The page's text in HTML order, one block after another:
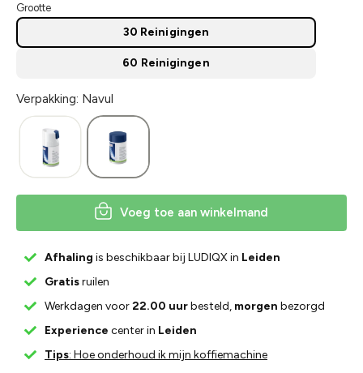
Grootte
30 Reinigingen
60 Reinigingen
Verpakking: Navul
Voeg toe aan winkelmand
Afhaling is beschikbaar bij LUDIQX in Leiden
Gratisruilen
Werkdagen voor22.00 uurbesteld, morgen bezorgd
Experience center in Leiden
Tips: Hoe onderhoud ik mijn koffiemachine